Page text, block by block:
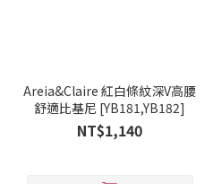
Areia&Claire 紅白條紋深V高腰
舒適比基尼 [YB181,YB182]
NT$1,140